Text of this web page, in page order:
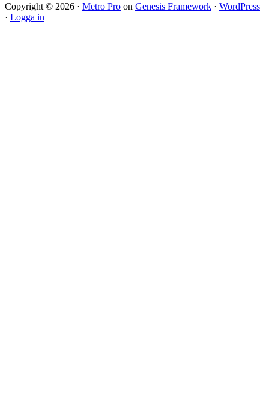
Copyright © 2026 · Metro Pro on Genesis Framework · WordPress
· Logga in